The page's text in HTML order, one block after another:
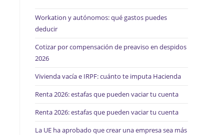
Workation y autónomos: qué gastos puedes
deducir
Cotizar por compensación de preaviso en despidos
2026
Vivienda vacía e IRPF: cuánto te imputa Hacienda
Renta 2026: estafas que pueden vaciar tu cuenta
Renta 2026: estafas que pueden vaciar tu cuenta
La UE ha aprobado que crear una empresa sea más